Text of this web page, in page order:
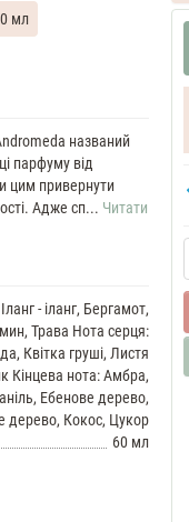
мл
названий
парфуму від
цим привернути
Адже сп... Читати
- іланг, Бергамот,
Трава Нота серця:
Квітка груші, Листя
Кінцева нота: Амбра,
Ебенове дерево,
дерево, Кокос, Цукор
60 мл